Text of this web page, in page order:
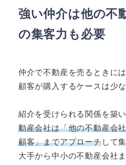
強い仲介は他の不
の集客力も必要
仲介で不動産を売るときに
顧客が購入するケースは少
紹介を受けられる関係を築
動産会社は「他の不動産会
顧客」までアプローチして
大手から中小の不動産会社ま